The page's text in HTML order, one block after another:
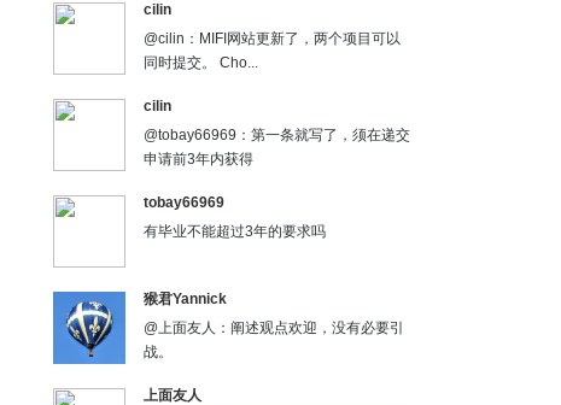
cilin
@cilin：MIFI网站更新了，两个项目可以
同时提交。 Cho...
cilin
@tobay66969：第一条就写了，须在递交
申请前3年内获得
tobay66969
有毕业不能超过3年的要求吗
猴君Yannick
@上面友人：阐述观点欢迎，没有必要引
战。
上面友人